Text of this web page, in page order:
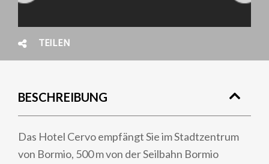
TEILEN
BESCHREIBUNG
Das Hotel Cervo empfängt Sie im Stadtzentrum
von Bormio, 500 m von der Seilbahn Bormio